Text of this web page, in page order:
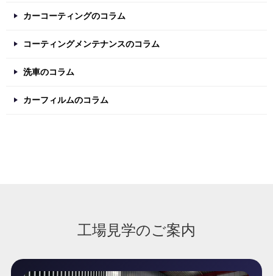
カーコーティングのコラム
コーティングメンテナンスのコラム
洗車のコラム
カーフィルムのコラム
工場見学のご案内